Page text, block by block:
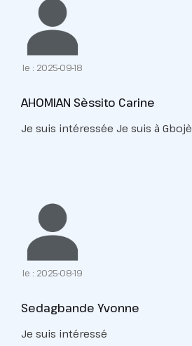
le : 2025-09-18
AHOMIAN Sèssito Carine
Je suis intéressée Je suis à Gbojè
le : 2025-08-19
Sedagbande Yvonne
Je suis intéressé